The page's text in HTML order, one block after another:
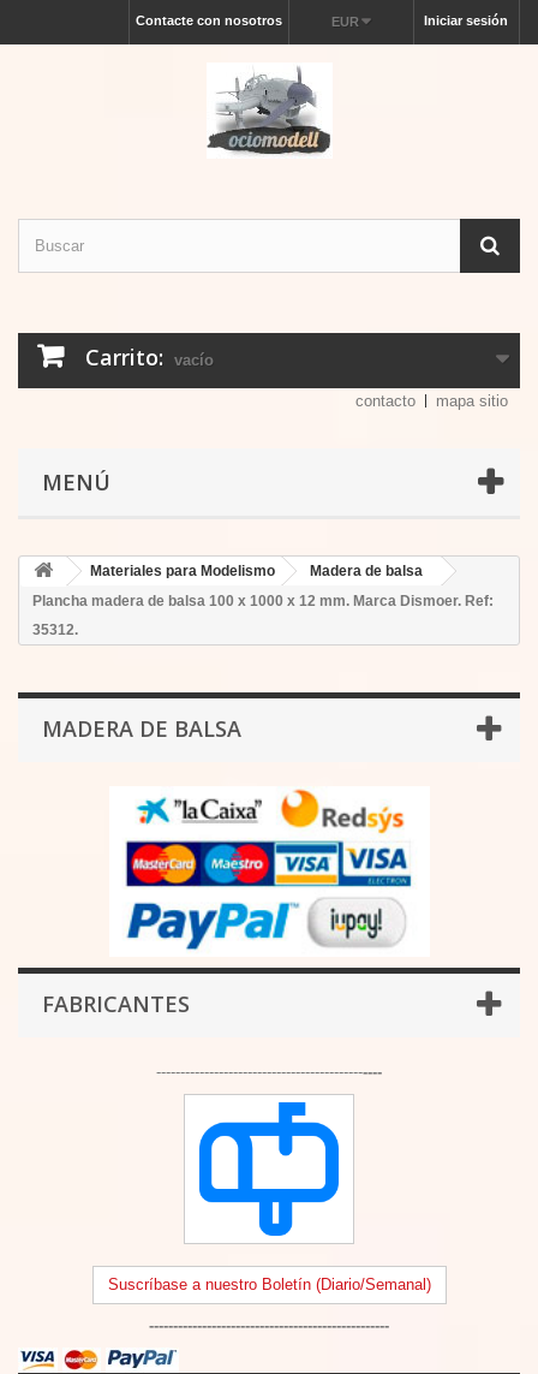
Iniciar sesión
EUR
Contacte con nosotros
Carrito: vacío
contacto mapa sitio
MENÚ
Materiales para Modelismo
Madera de balsa
Plancha madera de balsa 100 x 1000 x 12 mm. Marca Dismoer. Ref:
35312.
MADERA DE BALSA
FABRICANTES
-----------------------------------------------
Suscríbase a nuestro Boletín (Diario/Semanal)
--------------------------------------------------